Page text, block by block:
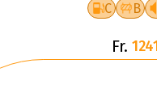
C B
Fr.